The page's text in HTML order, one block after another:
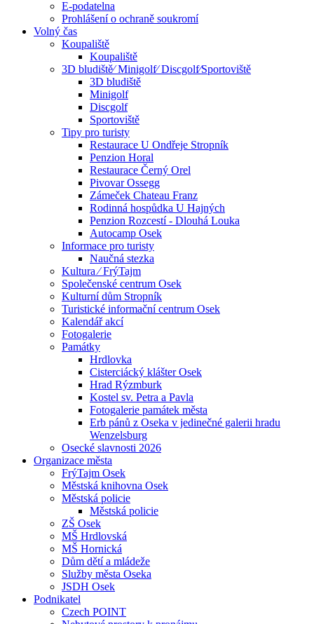
E-podatelna
Prohlášení o ochraně soukromí
Volný čas
Koupaliště
Koupaliště
3D bludiště⁄ Minigolf⁄ Discgolf⁄Sportoviště
3D bludiště
Minigolf
Discgolf
Sportoviště
Tipy pro turisty
Restaurace U Ondřeje Stropník
Penzion Horal
Restaurace Černý Orel
Pivovar Ossegg
Zámeček Chateau Franz
Rodinná hospůdka U Hajných
Penzion Rozcestí - Dlouhá Louka
Autocamp Osek
Informace pro turisty
Naučná stezka
Kultura ⁄ FrýTajm
Společenské centrum Osek
Kulturní dům Stropník
Turistické informační centrum Osek
Kalendář akcí
Fotogalerie
Památky
Hrdlovka
Cisterciácký klášter Osek
Hrad Rýzmburk
Kostel sv. Petra a Pavla
Fotogalerie památek města
Erb pánů z Oseka v jedinečné galerii hradu
Wenzelsburg
Osecké slavnosti 2026
Organizace města
FrýTajm Osek
Městská knihovna Osek
Městská policie
Městská policie
ZŠ Osek
MŠ Hrdlovská
MŠ Hornická
Dům dětí a mládeže
Služby města Oseka
JSDH Osek
Podnikatel
Czech POINT